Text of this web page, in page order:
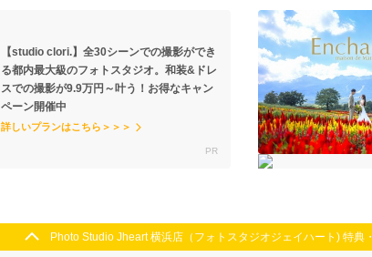
【studio clori.】全30シーンでの撮影ができ
る都内最大級のフォトスタジオ。和装&ドレ
スでの撮影が9.9万円～叶う！お得なキャン
ペーン開催中
詳しいプランはこちら＞＞＞
Photo Studio Jheart 横浜店（フォトスタジオジェイハート) 特典